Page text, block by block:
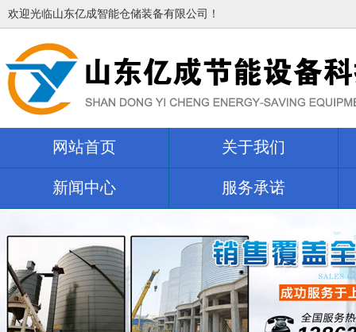
欢迎光临山东亿成智能仓储装备有限公司！
网站首页 关于我们
新闻中心 服务承诺